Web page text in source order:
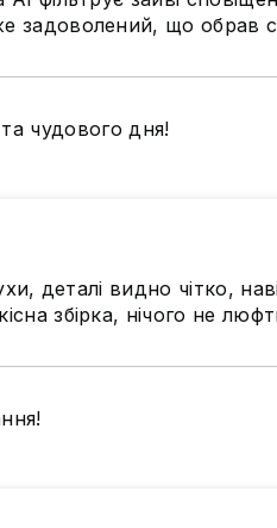
задоволений, що обрав
чудового дня!
деталі видно чітко,
збірка, нічого не